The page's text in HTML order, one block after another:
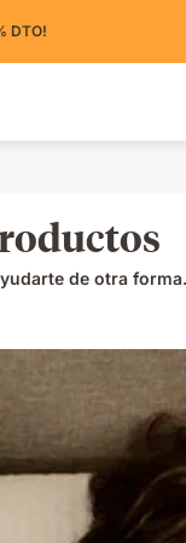
DTO!
de otra forma.